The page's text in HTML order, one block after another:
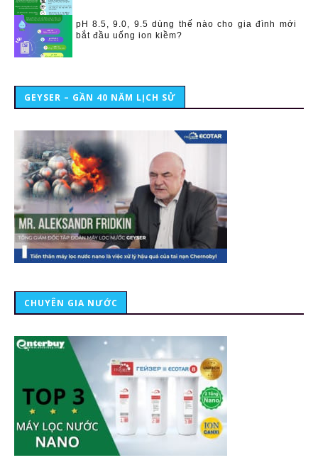
pH 8.5, 9.0, 9.5 dùng thế nào cho gia đình mới
bắt đầu uống ion kiềm?
GEYSER – GẦN 40 NĂM LỊCH SỬ
CHUYÊN GIA NƯỚC